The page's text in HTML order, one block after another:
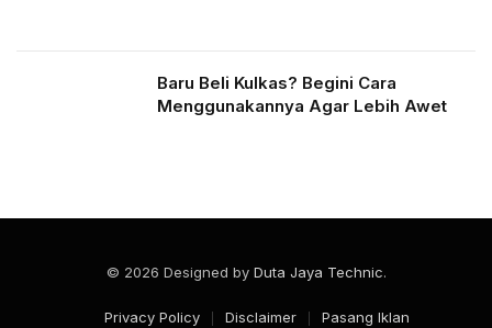
Baru Beli Kulkas? Begini Cara
Menggunakannya Agar Lebih Awet
© 2026 Designed by Duta Jaya Technic.
Privacy Policy Disclaimer Pasang Iklan